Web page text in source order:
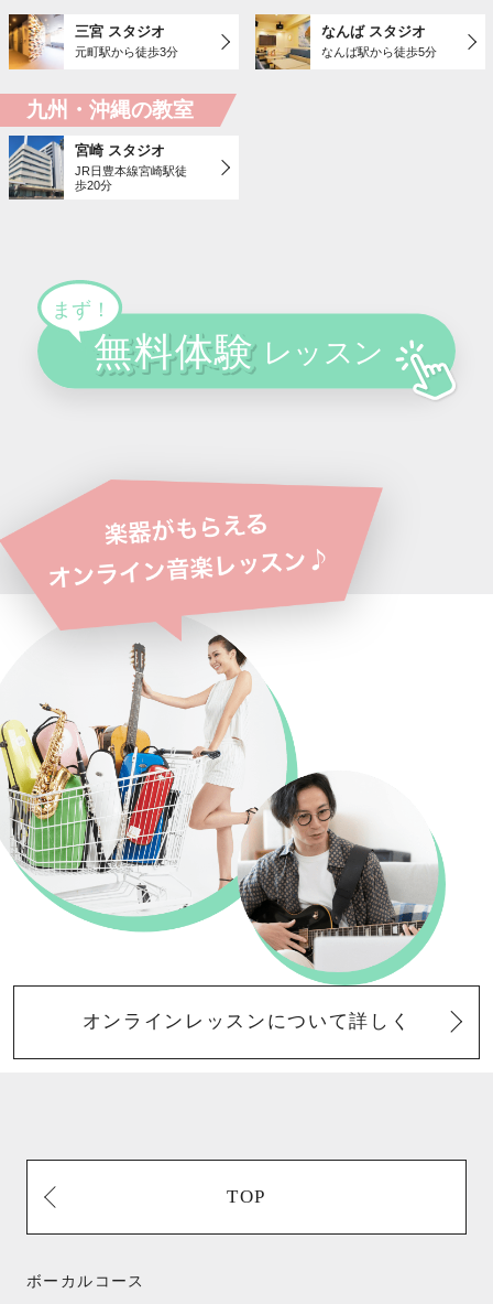
三宮 スタジオ
元町駅から徒歩3分
なんば スタジオ
なんば駅から徒歩5分
九州・沖縄の教室
宮崎 スタジオ
JR日豊本線宮崎駅徒
歩20分
オンラインレッスンについて詳しく
TOP
ボーカルコース